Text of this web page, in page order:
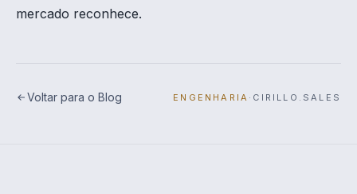
mercado reconhece.
Voltar para o Blog ENGENHARIA · CIRILLO.SALES